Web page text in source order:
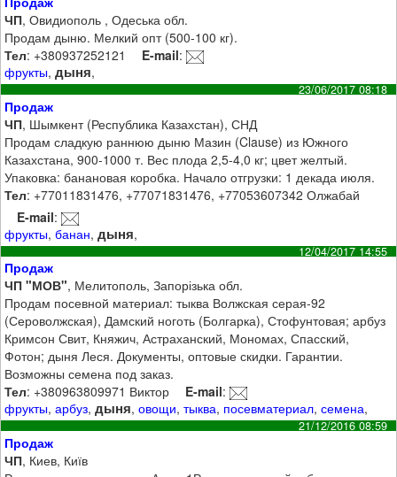
ЧП, Овидиополь , Одеська обл.
Продам дыню. Мелкий опт (500-100 кг).
Тел: +380937252121 E-mail:
фрукты,дыня,
23/06/2017 08:18
Продаж
ЧП, Шымкент (Республика Казахстан), СНД
Продам сладкую раннюю дыню Мазин (Clause) из Южного
Казахстана, 900-1000 т. Вес плода 2,5-4,0 кг; цвет желтый.
Упаковка: банановая коробка. Начало отгрузки: 1 декада июля.
Тел: +77011831476, +77071831476, +77053607342 Олжабай
E-mail:
фрукты,банан,дыня,
12/04/2017 14:55
Продаж
ЧП "МОВ", Мелитополь, Запорізька обл.
Продам посевной материал: тыква Волжская серая-92
(Сероволжская), Дамский ноготь (Болгарка), Стофунтовая; арбуз
Кримсон Свит, Княжич, Астраханский, Мономах, Спасский,
Фотон; дыня Леся. Документы, оптовые скидки. Гарантии.
Возможны семена под заказ.
Тел: +380963809971 Виктор E-mail:
фрукты,арбуз,дыня,овощи,тыква, посевматериал,семена,
21/12/2016 08:59
Продаж
ЧП, Киев, Київ